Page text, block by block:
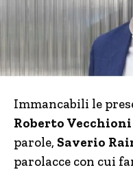
Immancabili le
Roberto Vecchioni
parole, Saverio
parolacce con cui